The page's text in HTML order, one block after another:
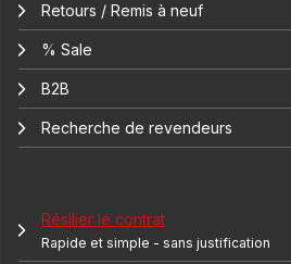
Retours / Remis à neuf
% Sale
B2B
Recherche de revendeurs
Résilier le contrat
Rapide et simple - sans justification